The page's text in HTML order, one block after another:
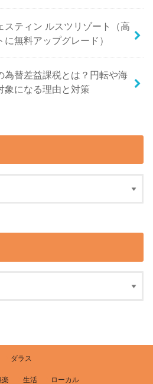
スティン ルスツリゾート（高
無料アップグレード）
為替差益課税とは？円転や海
象になる理由と対策
ダラス
楽 生活 ローカル